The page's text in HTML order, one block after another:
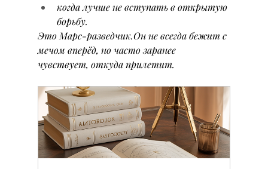
когда лучше не вступать в открытую
борьбу.
Это Марс-разведчик.Он не всегда бежит с
мечом вперёд, но часто заранее
чувствует, откуда прилетит.